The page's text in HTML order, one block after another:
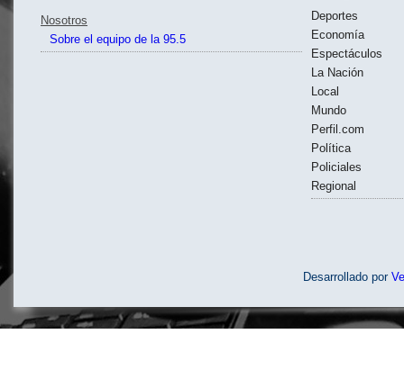
Nosotros
Sobre el equipo de la 95.5
Deportes
Economía
Espectáculos
La Nación
Local
Mundo
Perfil.com
Política
Policiales
Regional
Desarrollado por